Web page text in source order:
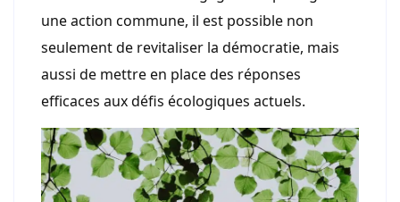
une action commune, il est possible non
seulement de revitaliser la démocratie, mais
aussi de mettre en place des réponses
efficaces aux défis écologiques actuels.